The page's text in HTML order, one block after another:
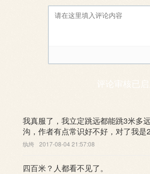
评论审核已
我真服了，我立定跳远都能跳3米多
沟，作者有点常识好不好，对了我是
纨绔 2017-08-04 21:57:08
四百米？人都看不见了。